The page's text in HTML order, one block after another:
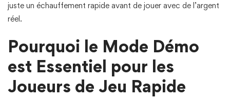
juste un échauffement rapide avant de jouer avec de l’argent
réel.
Pourquoi le Mode Démo
est Essentiel pour les
Joueurs de Jeu Rapide